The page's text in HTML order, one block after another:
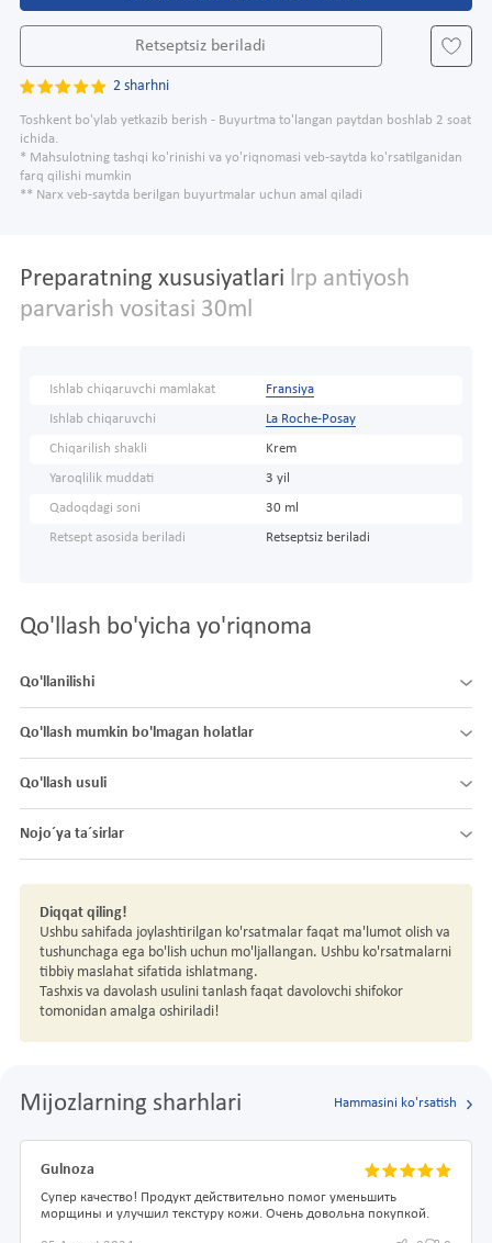
Retseptsiz beriladi
2 sharhni
Toshkent bo'ylab yetkazib berish - Buyurtma to'langan paytdan boshlab 2 soat
ichida.
* Mahsulotning tashqi ko'rinishi va yo'riqnomasi veb-saytda ko'rsatilganidan
farq qilishi mumkin
** Narx veb-saytda berilgan buyurtmalar uchun amal qiladi
Preparatning xususiyatlari lrp antiyosh
parvarish vositasi 30ml
Ishlab chiqaruvchi mamlakat Fransiya
Ishlab chiqaruvchi La Roche-Posay
Chiqarilish shakli Krem
Yaroqlilik muddati 3 yil
Qadoqdagi soni 30 ml
Retsept asosida beriladi Retseptsiz beriladi
Qo'llash bo'yicha yo'riqnoma
Qo'llanilishi
Qo'llash mumkin bo'lmagan holatlar
Qo'llash usuli
Nojo´ya ta´sirlar
Diqqat qiling!
Ushbu sahifada joylashtirilgan ko'rsatmalar faqat ma'lumot olish va
tushunchaga ega bo'lish uchun mo'ljallangan. Ushbu ko'rsatmalarni
tibbiy maslahat sifatida ishlatmang.
Tashxis va davolash usulini tanlash faqat davolovchi shifokor
tomonidan amalga oshiriladi!
Mijozlarning sharhlari Hammasini ko'rsatish
Gulnoza
Супер качество! Продукт действительно помог уменьшить
морщины и улучшил текстуру кожи. Очень довольна покупкой.